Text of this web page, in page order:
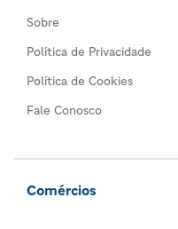
Sobre
Política de Privacidade
Política de Cookies
Fale Conosco
Comércios